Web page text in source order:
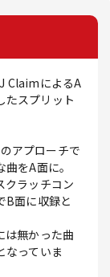
ClaimによるA
たスプリット
アプローチで
をA面に。
クラッチコン
B面に収録と
は無かった曲
なっていま